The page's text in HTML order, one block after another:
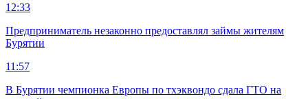
12:33
Предприниматель незаконно предоставлял займы жителям
Бурятии
11:57
В Бурятии чемпионка Европы по тхэквондо сдала ГТО на